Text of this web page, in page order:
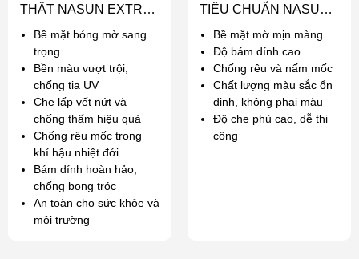
THẤT NASUN EXTRA
PROTECT
Bề mặt bóng mờ sang
trọng
Bền màu vượt trội,
chống tia UV
Che lấp vết nứt và
chống thấm hiệu quả
Chống rêu mốc trong
khí hậu nhiệt đới
Bám dính hoàn hảo,
chống bong tróc
An toàn cho sức khỏe và
môi trường
TIÊU CHUẨN NASUN
ECO EX
Bề mặt mờ mịn màng
Độ bám dính cao
Chống rêu và nấm mốc
Chất lượng màu sắc ổn
định, không phai màu
Độ che phủ cao, dễ thi
công